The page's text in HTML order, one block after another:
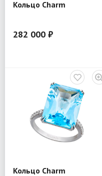
Кольцо Charm
282 000 ₽
Кольцо Charm